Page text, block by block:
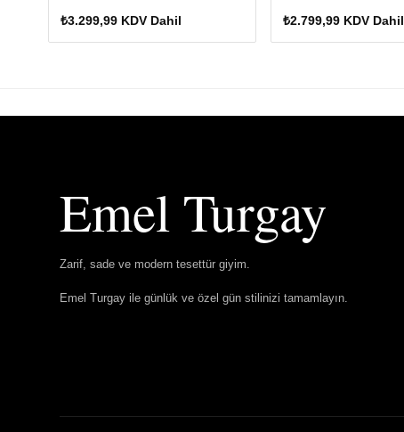
₺3.299,99 KDV Dahil ₺2.799,99 KDV Dahil
Emel Turgay
Zarif, sade ve modern tesettür giyim.
Emel Turgay ile günlük ve özel gün stilinizi tamamlayın.